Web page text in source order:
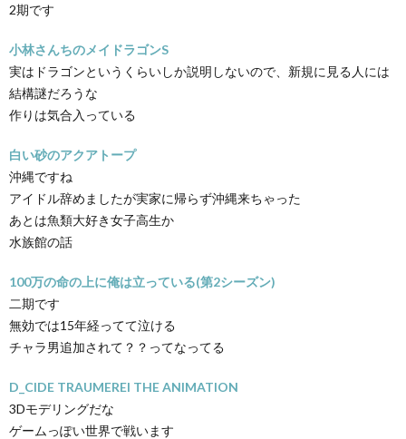
2期です
小林さんちのメイドラゴンS
実はドラゴンというくらいしか説明しないので、新規に見る人には
結構謎だろうな
作りは気合入っている
白い砂のアクアトープ
沖縄ですね
アイドル辞めましたが実家に帰らず沖縄来ちゃった
あとは魚類大好き女子高生か
水族館の話
100万の命の上に俺は立っている(第2シーズン)
二期です
無効では15年経ってて泣ける
チャラ男追加されて？？ってなってる
D_CIDE TRAUMEREI THE ANIMATION
3Dモデリングだな
ゲームっぽい世界で戦います